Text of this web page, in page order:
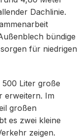
Dachlinie.
bündige
für niedrigen
Liter große
erweitern. Im
großen
es zwei kleine
zeigen.